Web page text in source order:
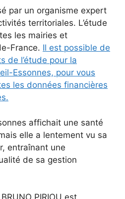
par un organisme expert
territoriales. L’étude
les mairies et
France. Il est possible de
de l’étude pour la
Essonnes, pour vous
les données financières
affichait une santé
elle a lentement vu sa
entraînant une
de sa gestion